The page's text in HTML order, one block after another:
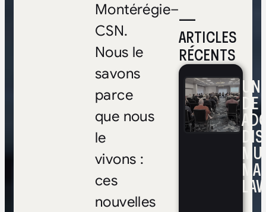
—
ARTICLES
RÉCENTS
DE
Montérégie–
CSN.
Nous le
savons
parce
que nous
le
vivons :
ces
nouvelles